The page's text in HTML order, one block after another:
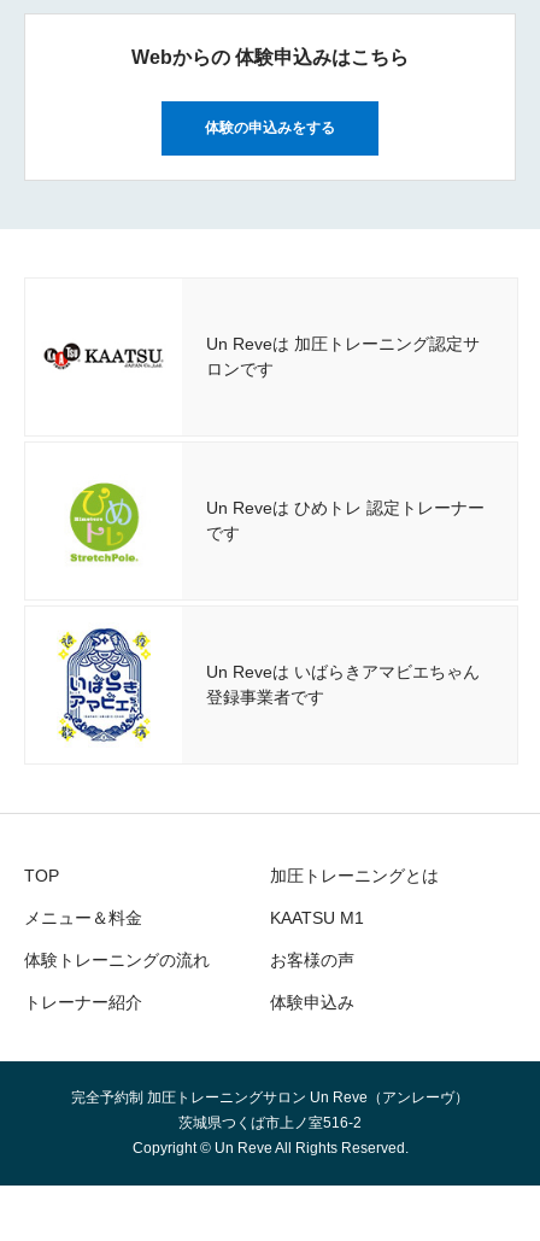
Webからの 体験申込みはこちら
体験の申込みをする
Un Reveは 加圧トレーニング認定サ
ロンです
Un Reveは ひめトレ 認定トレーナー
です
Un Reveは いばらきアマビエちゃん
登録事業者です
TOP 加圧トレーニングとは
メニュー＆料金 KAATSU M1
体験トレーニングの流れ お客様の声
トレーナー紹介 体験申込み
完全予約制 加圧トレーニングサロン Un Reve（アンレーヴ）
茨城県つくば市上ノ室516-2
Copyright © Un Reve All Rights Reserved.